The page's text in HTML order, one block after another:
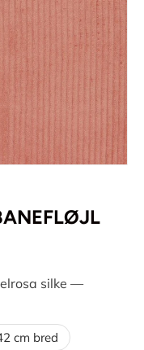
silke —
cm bred